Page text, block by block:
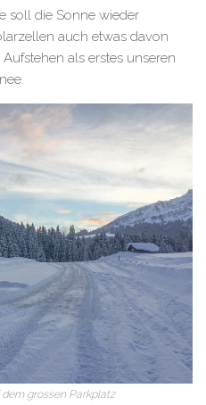
soll die Sonne wieder
auch etwas davon
als erstes unseren
grossen Parkplatz